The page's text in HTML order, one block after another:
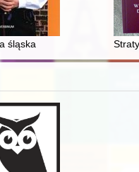
wiekupolskich na
śląska